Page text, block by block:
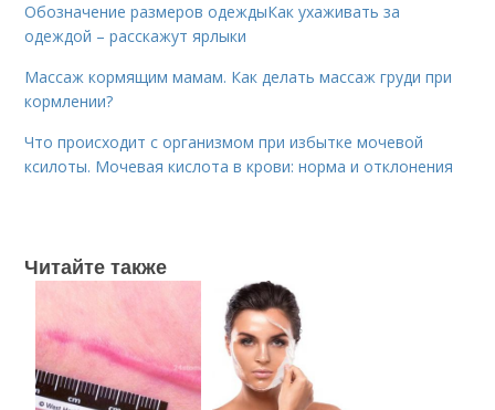
Обозначение размеров одеждыКак ухаживать за
одеждой – расскажут ярлыки
Массаж кормящим мамам. Как делать массаж груди при
кормлении?
Что происходит с организмом при избытке мочевой
ксилоты. Мочевая кислота в крови: норма и отклонения
Читайте также